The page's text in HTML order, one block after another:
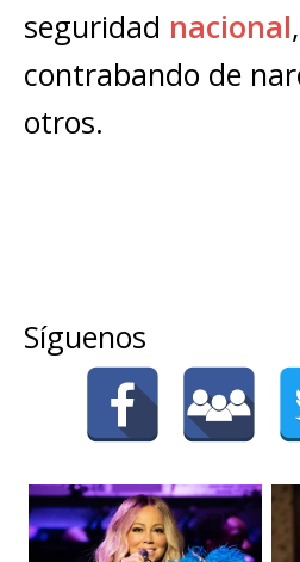
seguridad nacional
contrabando de
otros.
Síguenos